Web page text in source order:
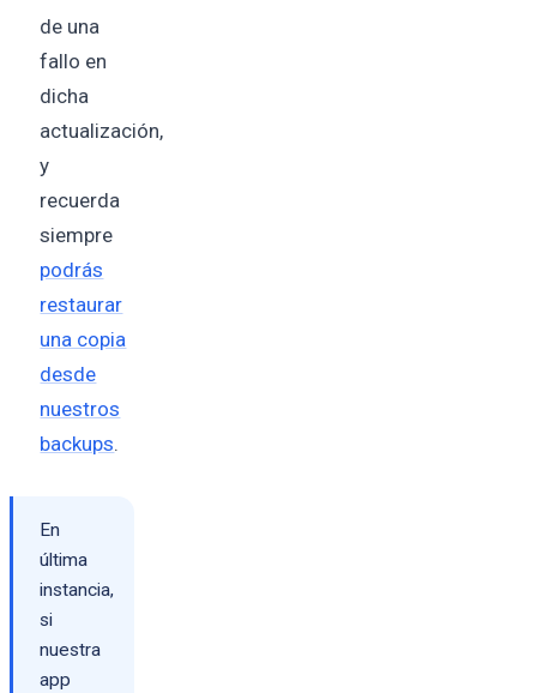
de una
fallo en
dicha
actualización,
y
recuerda
siempre
podrás
restaurar
una copia
desde
nuestros
backups.
En
última
instancia,
si
nuestra
app